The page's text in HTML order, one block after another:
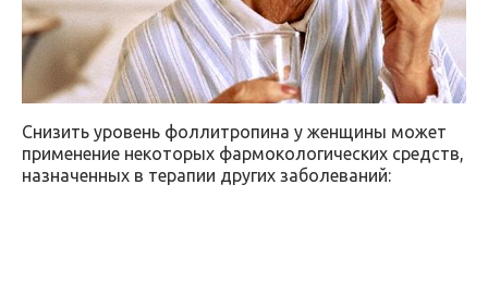
Снизить уровень фоллитропина у женщины может
применение некоторых фармокологических средств,
назначенных в терапии других заболеваний: